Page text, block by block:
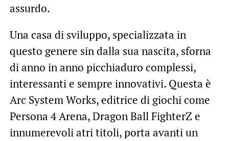
assurdo.
Una casa di sviluppo, specializzata in
questo genere sin dalla sua nascita, sforna
di anno in anno picchiaduro complessi,
interessanti e sempre innovativi. Questa è
Arc System Works, editrice di giochi come
Persona 4 Arena, Dragon Ball FighterZ e
innumerevoli atri titoli, porta avanti un